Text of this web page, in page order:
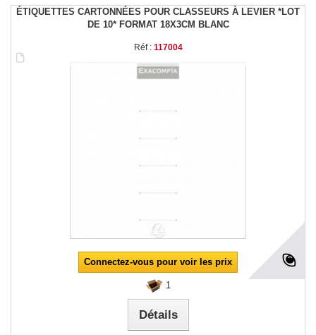
ÉTIQUETTES CARTONNÉES POUR CLASSEURS À LEVIER *LOT
DE 10* FORMAT 18X3CM BLANC
Réf : 117004
Connectez-vous pour voir les prix
1
Détails